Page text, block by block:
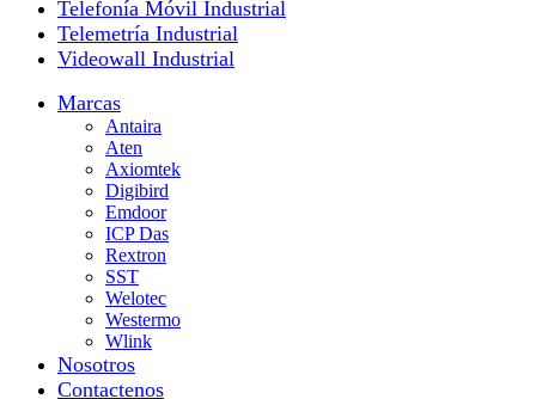
Telefonía Móvil Industrial
Telemetría Industrial
Videowall Industrial
Marcas
Antaira
Aten
Axiomtek
Digibird
Emdoor
ICP Das
Rextron
SST
Welotec
Westermo
Wlink
Nosotros
Contactenos